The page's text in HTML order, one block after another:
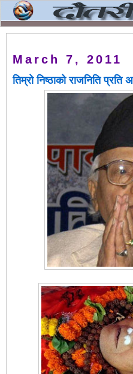
March 7, 2011
तिम्रो निष्ठाको राजनिति प्रति